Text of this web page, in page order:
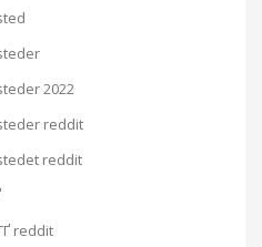
2022
reddit
reddit
reddit